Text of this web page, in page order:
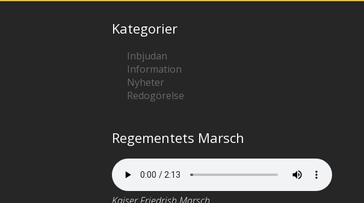
Kategorier
Inbjudan
Information
Nyheter
Redogörelse
Regementets Marsch